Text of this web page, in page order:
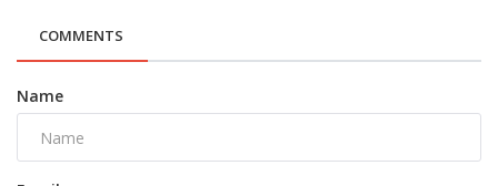
COMMENTS
Name